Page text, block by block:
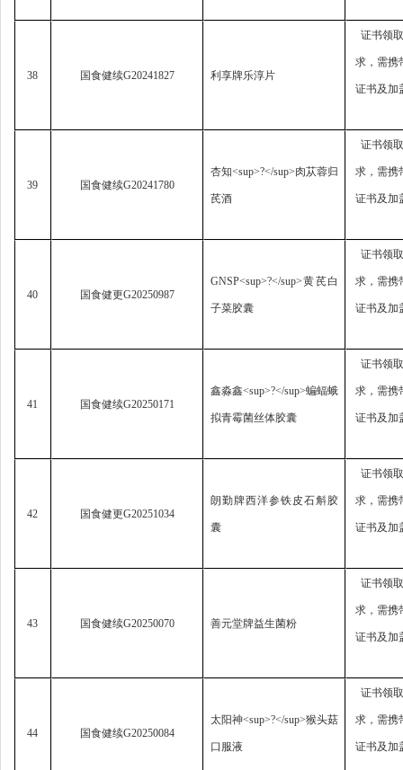
38 国食健续G20241827 利享牌乐淳片
证书领
求， 需携
证书及加
39 国食健续G20241780
杏知<sup>?</sup>肉苁蓉归
芪酒
证书领
求， 需携
证书及加
40 国食健更G20250987
GNSP<sup>?</sup>黄芪白
子菜胶囊
证书领
求， 需携
证书及加
41 国食健续G20250171
鑫淼鑫<sup>?</sup>蝙蝠蛾
拟青霉菌丝体胶囊
证书领
求， 需携
证书及加
42 国食健更G20251034
朗勤牌西洋参铁皮石斛胶
囊
证书领
求， 需携
证书及加
43 国食健续G20250070 善元堂牌益生菌粉
证书领
求， 需携
证书及加
44 国食健续G20250084
太阳神<sup>?</sup>猴头菇
口服液
证书领
求， 需携
证书及加